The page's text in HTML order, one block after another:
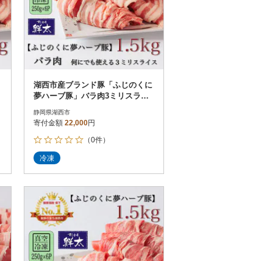
湖西市産ブランド豚「ふじのくに
夢ハーブ豚」バラ肉3ミリスライ
静岡県湖西市
寄付金額 22,000円
（0件）
冷凍